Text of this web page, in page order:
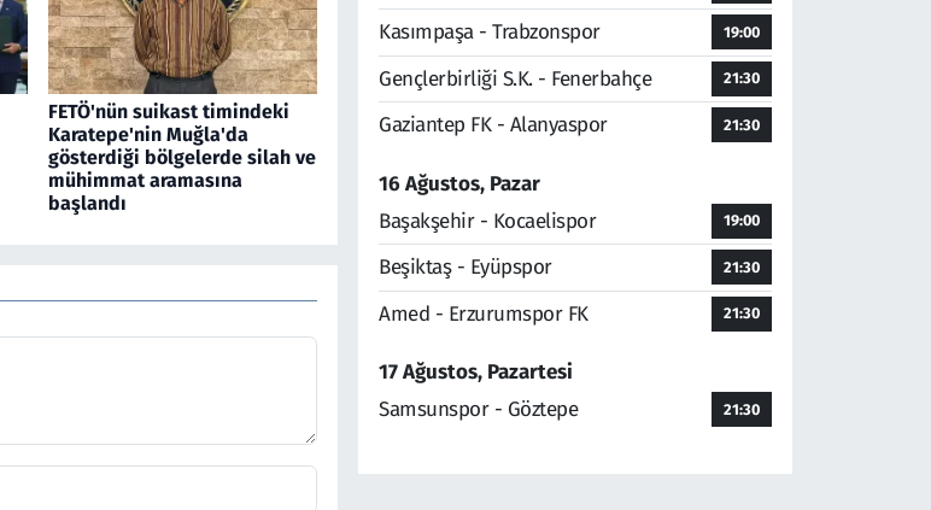
FETÖ'nün suikast timindeki
Karatepe'nin Muğla'da
gösterdiği bölgelerde silah ve
mühimmat aramasına
başlandı
Kasımpaşa - Trabzonspor 19:00
Gençlerbirliği S.K. - Fenerbahçe 21:30
Gaziantep FK - Alanyaspor 21:30
16 Ağustos, Pazar
Başakşehir - Kocaelispor
19:00
Beşiktaş - Eyüpspor 21:30
Amed - Erzurumspor FK 21:30
17 Ağustos, Pazartesi
Samsunspor - Göztepe
21:30